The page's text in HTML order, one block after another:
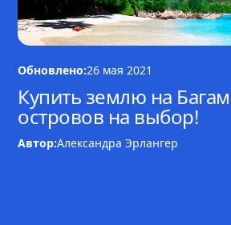
Обновлено:26 мая 2021
Купить землю на
островов на выбор!
Автор:Александра Эрлангер